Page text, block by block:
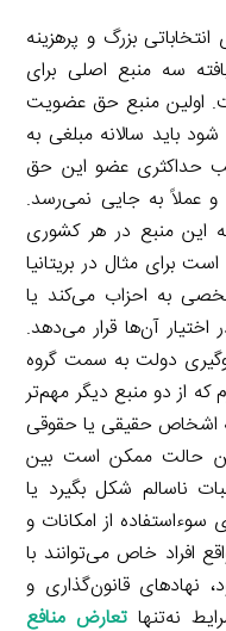
بزرگ و پرهزینه
سه منبع اصلی برای
اولین منبع حق عضویت
باید سالانه مبلغی به
حداکثری عضو این حق
و عملاً به جایی نمی‌رسد.
این منبع در هر کشوری
برای مثال در بریتانیا
به احزاب می‌کند یا
اختیار آن‌ها قرار می‌دهد.
دولت به سمت گروه
از دو منبع دیگر مهم‌تر
اشخاص حقیقی یا حقوقی
این حالت ممکن است بین
ناسالم شکل بگیرد یا
سوءاستفاده از امکانات و
افراد خاص می‌توانند با
نهادهای قانون‌گذاری و
نه‌تنها تعارض منافع